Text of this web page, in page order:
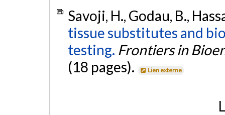
Savoji, H., Godau, B.,
tissue substitutes and
testing. Frontiers in
(18 pages).
Lien externe